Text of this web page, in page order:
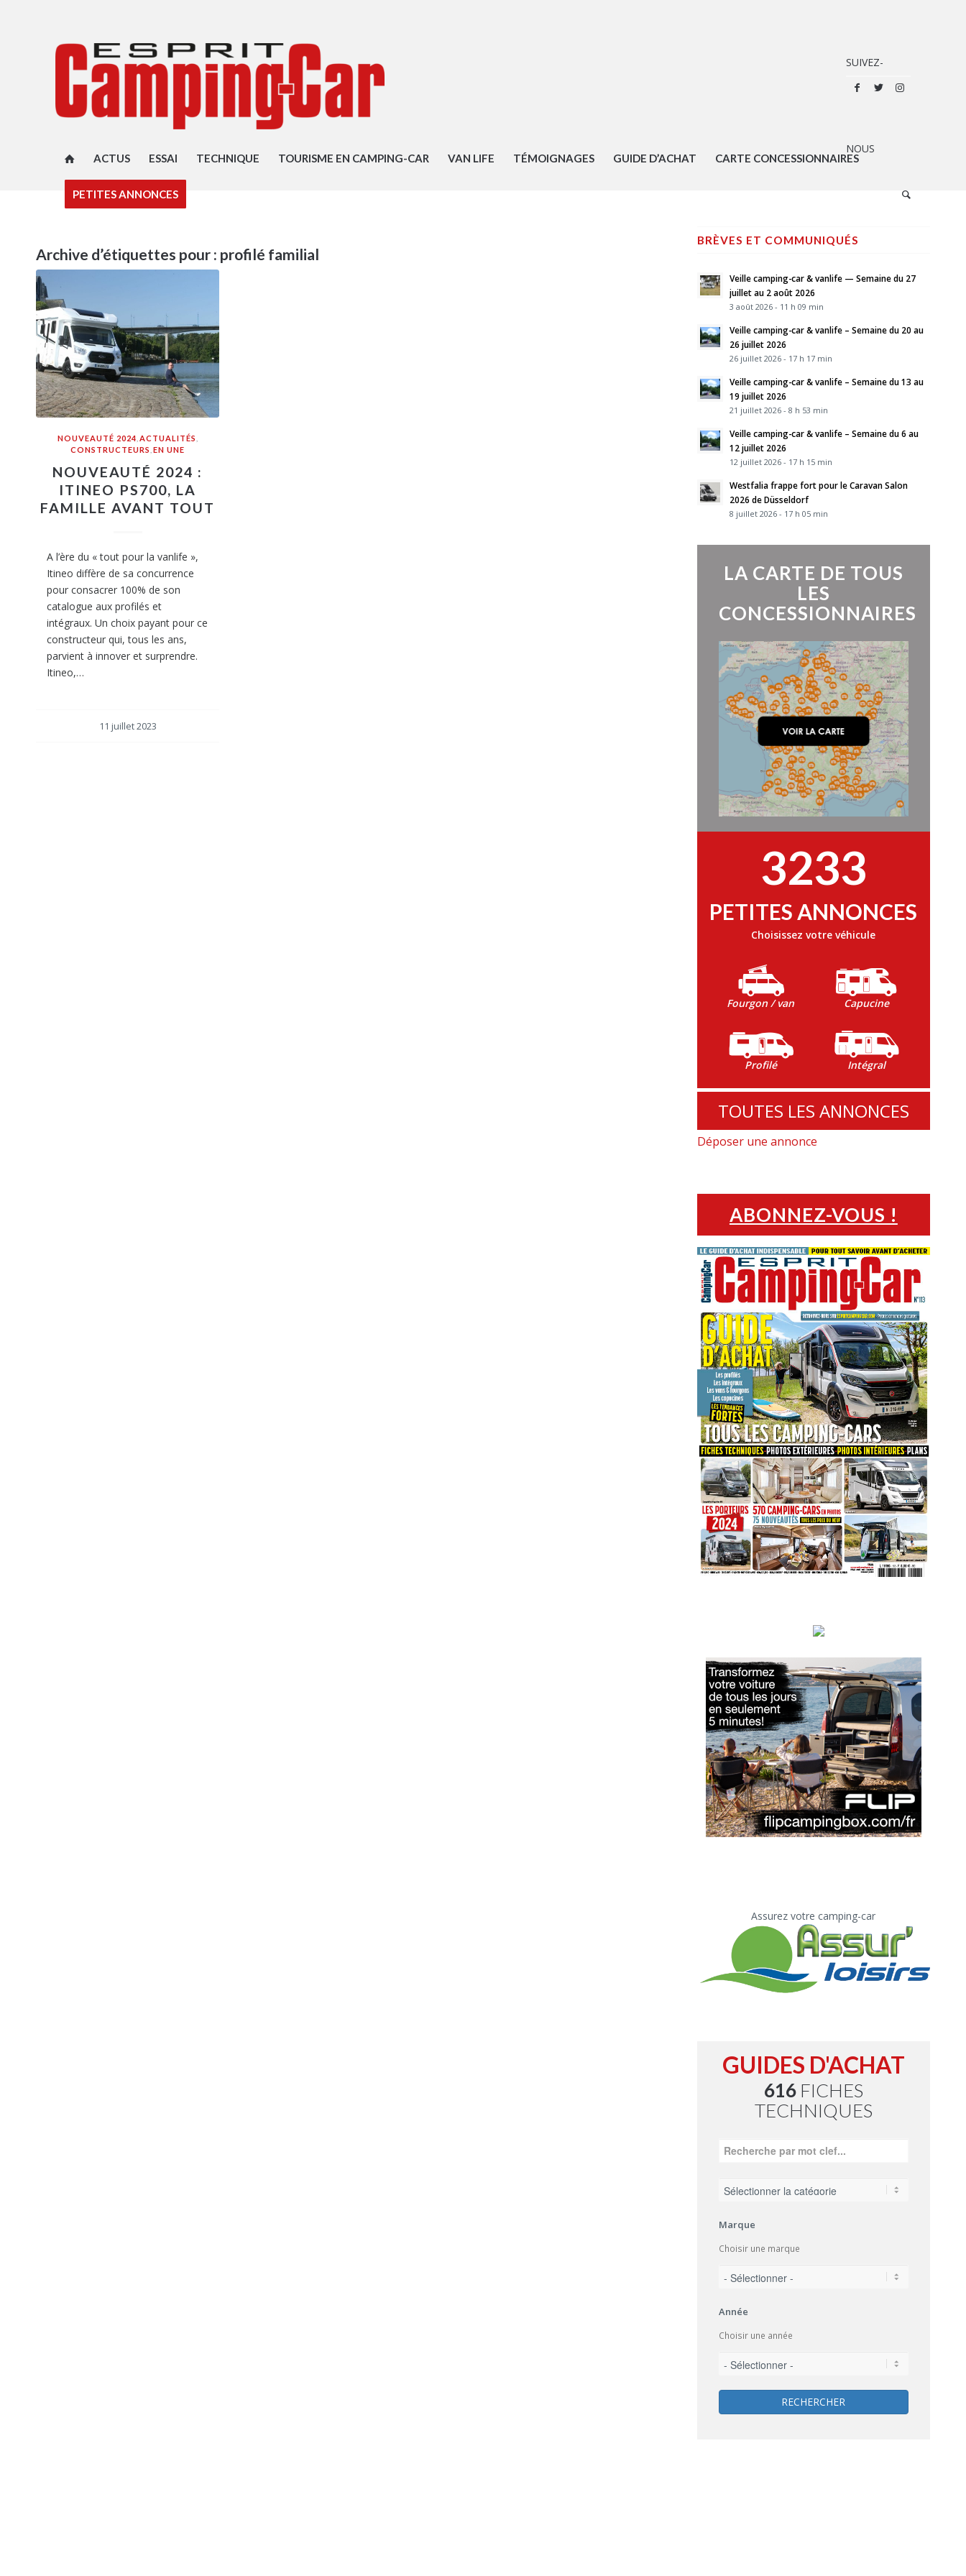
ACTUS ESSAI TECHNIQUE TOURISME EN CAMPING-CAR VAN LIFE TÉMOIGNAGES GUIDE D’ACHAT CARTE CONCESSIONNAIRES
PETITES ANNONCES
Archive d’étiquettes pour : profilé familial
NOUVEAUTÉ 2024 ,ACTUALITÉS
CONSTRUCTEURS ,EN UNE
NOUVEAUTÉ 2024 :
ITINEO PS700, LA
FAMILLE AVANT TOUT
A l’ère du « tout pour la vanlife »,
Itineo diffère de sa concurrence
pour consacrer 100% de son
catalogue aux profilés et
intégraux. Un choix payant pour ce
constructeur qui, tous les ans,
parvient à innover et surprendre.
Itineo,…
11 juillet 2023
BRÈVES ET COMMUNIQUÉS
Veille camping-car & vanlife — Semaine du 27
juillet au 2 août 2026
3 août 2026 - 11 h 09 min
Veille camping-car & vanlife – Semaine du 20 au
26 juillet 2026
26 juillet 2026 - 17 h 17 min
Veille camping-car & vanlife – Semaine du 13 au
19 juillet 2026
21 juillet 2026 - 8 h 53 min
Veille camping-car & vanlife – Semaine du 6 au
12 juillet 2026
12 juillet 2026 - 17 h 15 min
Westfalia frappe fort pour le Caravan Salon
2026 de Düsseldorf
8 juillet 2026 - 17 h 05 min
LA CARTE DE TOUS
LES
CONCESSIONNAIRES
3233
PETITES ANNONCES
Choisissez votre véhicule
Fourgon / van Capucine
Profilé Intégral
TOUTES LES ANNONCES
Déposer une annonce
ABONNEZ-VOUS !
Assurez votre camping-car
GUIDES D'ACHAT
616FICHES
TECHNIQUES
Marque
Choisir une marque
Année
Choisir une année
RECHERCHER